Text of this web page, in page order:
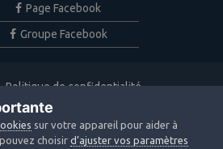
Page Facebook
Groupe Facebook
Politique de confidentialité
contacter
© 2020 Webastro
by Invision Community
sur votre appareil pour aider à
choisird’ajuster vos paramètres